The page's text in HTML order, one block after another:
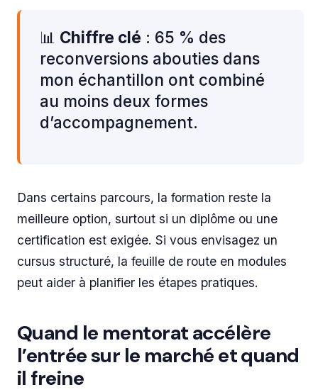
📊 Chiffre clé : 65 % des
reconversions abouties dans
mon échantillon ont combiné
au moins deux formes
d’accompagnement.
Dans certains parcours, la formation reste la
meilleure option, surtout si un diplôme ou une
certification est exigée. Si vous envisagez un
cursus structuré, la feuille de route en modules
peut aider à planifier les étapes pratiques.
Quand le mentorat accélère
l’entrée sur le marché et quand
il freine